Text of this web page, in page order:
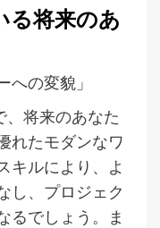
る将来のあ
への変貌」
、将来のあなた
れたモダンなワ
キルにより、よ
し、プロジェク
るでしょう。ま